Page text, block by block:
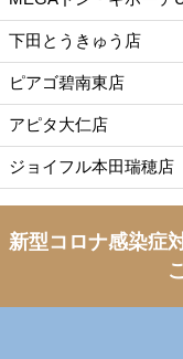
下田とうきゅう店
ピアゴ碧南東店
アピタ大仁店
ジョイフル本田瑞穂店
新型コロナ感染症